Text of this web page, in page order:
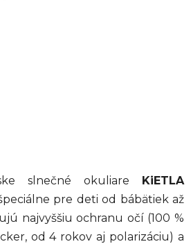
slnečné okuliare KiETLA
pre deti od bábätiek až
najvyššiu ochranu očí (100 %
od 4 rokov aj polarizáciu) a